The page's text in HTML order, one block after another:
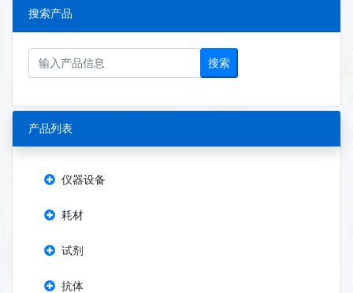
搜索产品
搜索
产品列表
仪器设备
耗材
试剂
抗体